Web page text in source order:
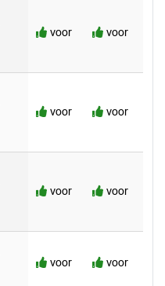
voor voor
voor voor
voor voor
voor voor